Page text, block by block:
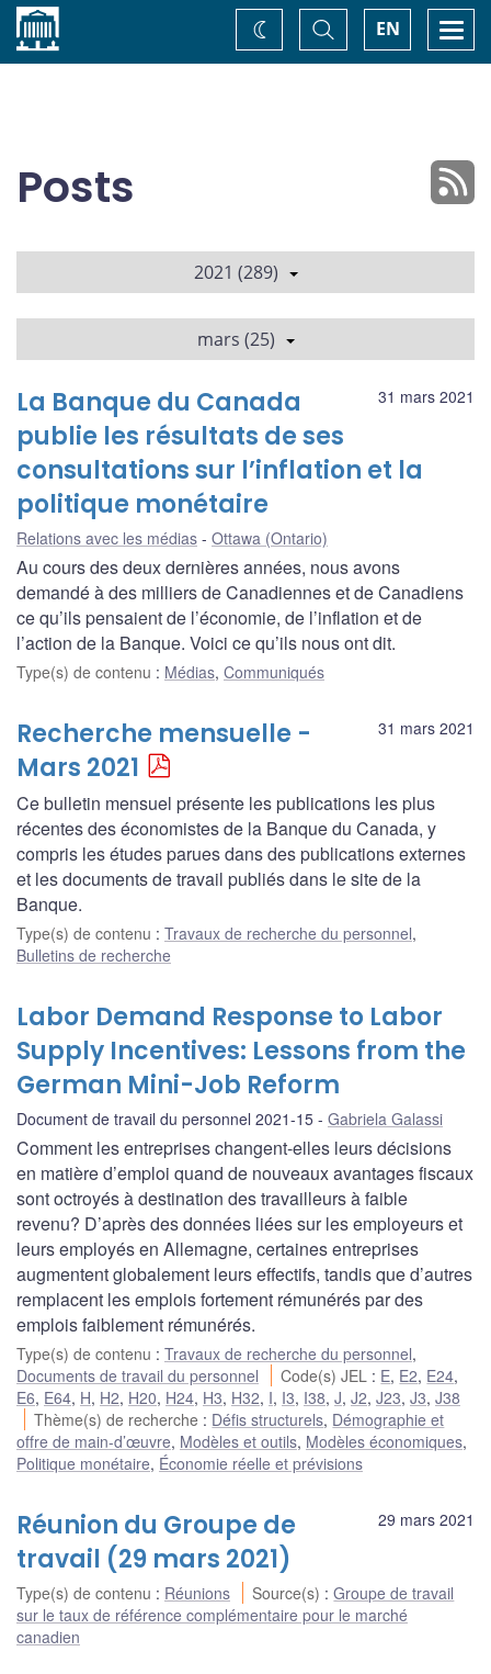
Accueil EN
Basculer
la
recherche
Changez
de
Posts
2021 (289)
mars (25)
31 mars 2021
La Banque du Canada
publie les résultats de ses
consultations sur l’inflation et la
politique monétaire
Relations avec les médias Ottawa (Ontario)
Au cours des deux dernières années, nous avons
demandé à des milliers de Canadiennes et de Canadiens
ce qu’ils pensaient de l’économie, de l’inflation et de
l’action de la Banque. Voici ce qu’ils nous ont dit.
Type(s) de contenu : Médias, Communiqués
31 mars 2021
Recherche mensuelle -
Mars 2021
Ce bulletin mensuel présente les publications les plus
récentes des économistes de la Banque du Canada, y
compris les études parues dans des publications externes
et les documents de travail publiés dans le site de la
Banque.
Type(s) de contenu : Travaux de recherche du personnel,
Bulletins de recherche
Labor Demand Response to Labor
Supply Incentives: Lessons from the
German Mini-Job Reform
Document de travail du personnel 2021-15 Gabriela Galassi
Comment les entreprises changent-elles leurs décisions
en matière d’emploi quand de nouveaux avantages fiscaux
sont octroyés à destination des travailleurs à faible
revenu? D’après des données liées sur les employeurs et
leurs employés en Allemagne, certaines entreprises
augmentent globalement leurs effectifs, tandis que d’autres
remplacent les emplois fortement rémunérés par des
emplois faiblement rémunérés.
Type(s) de contenu : Travaux de recherche du personnel,
Documents de travail du personnel
Code(s) JEL : E, E2, E24,
E6, E64, H, H2, H20, H24, H3, H32, I, I3, I38, J, J2, J23, J3, J38
Thème(s) de recherche : Défis structurels, Démographie et
offre de main-d’œuvre, Modèles et outils, Modèles économiques,
Politique monétaire, Économie réelle et prévisions
29 mars 2021
Réunion du Groupe de
travail (29 mars 2021)
Type(s) de contenu : Réunions Source(s) :Groupe de travail
sur le taux de référence complémentaire pour le marché
canadien